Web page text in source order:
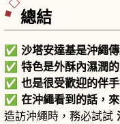
總結
✅ 沙塔安達基是沖繩
✅ 特色是外酥內濕潤
✅ 也是很受歡迎的伴
✅ 在沖繩看到的話，
造訪沖繩時，務必試試